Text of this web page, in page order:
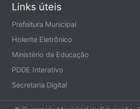
Links úteis
Prefeitura Municipal
Holerite Eletrônico
Ministério da Educação
PDDE Interativo
Secretaria Digital